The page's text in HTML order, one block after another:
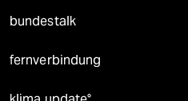
bundestalk
fernverbindung